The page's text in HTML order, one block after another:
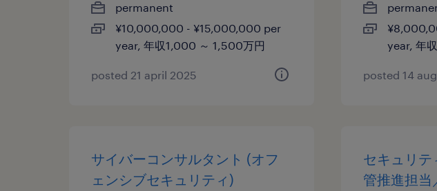
permanent
¥10,000,000 - ¥15,000,000 per
year, 年収1,000 ～ 1,500万円
posted 21 april 2025
year, 年
posted 14
サイバーコンサルタント (オフ
ェンシブセキュリティ)
セキュリテ
管推進担当